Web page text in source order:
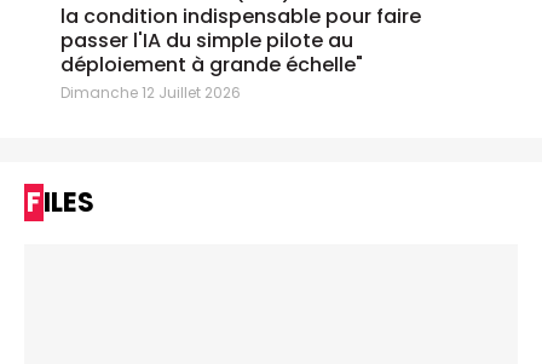
la condition indispensable pour faire
passer l'IA du simple pilote au
déploiement à grande échelle"
Dimanche 12 Juillet 2026
FILES